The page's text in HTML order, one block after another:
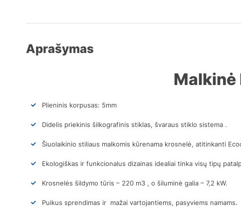
Aprašymas
Malkinė
Plieninis korpusas: 5mm
Didelis priekinis šilkografinis stiklas, švaraus stiklo sistema .
Šiuolaikinio stiliaus malkomis kūrenama krosnelė, atitinkanti
Ekologiškas ir funkcionalus dizainas idealiai tinka visų tipų
Krosnelės šildymo tūris – 220 m3 , o šiluminė galia – 7,2 kW.
Puikus sprendimas ir mažai vartojantiems, pasyviems namams.